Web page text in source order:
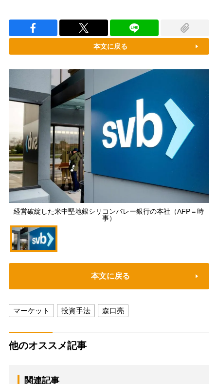
本文に戻る
経営破綻した米中堅地銀シリコンバレー銀行の本社（AFP＝時
事）
本文に戻る
マーケット 投資手法 森口亮
他のオススメ記事
関連記事